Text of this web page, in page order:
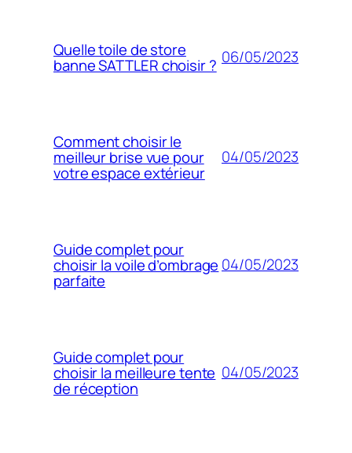
Quelle toile de store
banne SATTLER choisir ? 06/05/2023
Comment choisir le
meilleur brise vue pour
votre espace extérieur
04/05/2023
Guide complet pour
choisir la voile d’ombrage
parfaite
04/05/2023
Guide complet pour
choisir la meilleure tente
de réception
04/05/2023